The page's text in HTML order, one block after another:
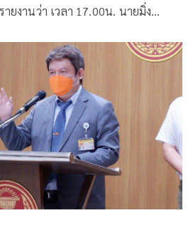
ยงานว่า เวลา 17.00น. นายมิ่ง…